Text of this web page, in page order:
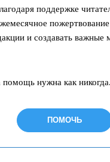
поддержке
и создавать важные
нужна как никогда.
ПОМОЧЬ